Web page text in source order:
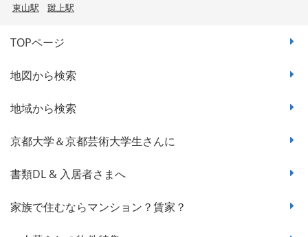
東山駅
蹴上駅
TOPページ
地図から検索
地域から検索
京都大学＆京都芸術大学生さんに
書類DL & 入居者さまへ
家族で住むならマンション？賃家？